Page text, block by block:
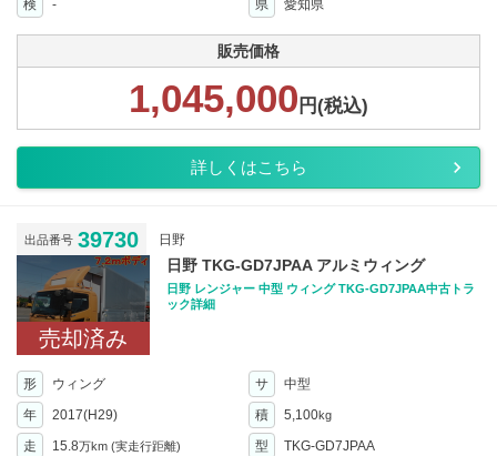
検
- 県 愛知県
販売価格
1,045,000 円(税込)
詳しくはこちら
出品番号 39730 日野
売却済み
日野 TKG-GD7JPAA アルミウィング
日野 レンジャー 中型 ウィング TKG-GD7JPAA中古トラ
ック詳細
形 ウィング サ
中型
年
2017(H29) 積 5,100kg
走 15.8万km (実走行距離) 型
TKG-GD7JPAA